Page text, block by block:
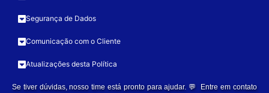
Segurança de Dados
Comunicação com o Cliente
Atualizações desta Política
Se tiver dúvidas, nosso time está pronto para ajudar. 💬 Entre em contato